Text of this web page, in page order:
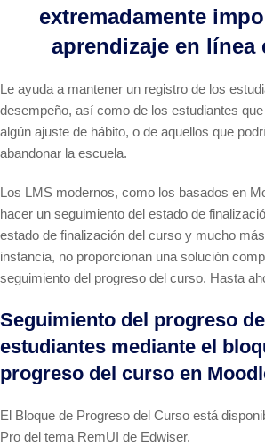
extremadamente
aprendizaje en línea
Le ayuda a mantener un registro de los
desempeño, así como de los estudiantes
algún ajuste de hábito, o de aquellos que
abandonar la escuela.
Los LMS modernos, como los basados en
hacer un seguimiento del estado de
estado de finalización del curso y mucho
instancia, no proporcionan una solución
seguimiento del progreso del curso. Hasta
Seguimiento del progreso
estudiantes mediante el
progreso del curso en
El Bloque de Progreso del Curso está
Pro del tema RemUI de Edwiser.